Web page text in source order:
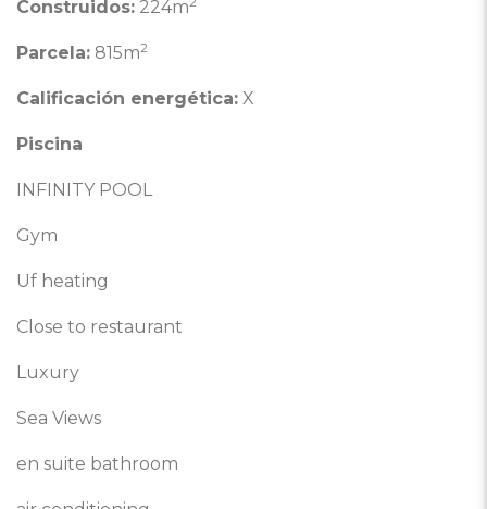
Construidos: 224m
Parcela: 815m2
Calificación energética: X
Piscina
INFINITY POOL
Gym
Uf heating
Close to restaurant
Luxury
Sea Views
en suite bathroom